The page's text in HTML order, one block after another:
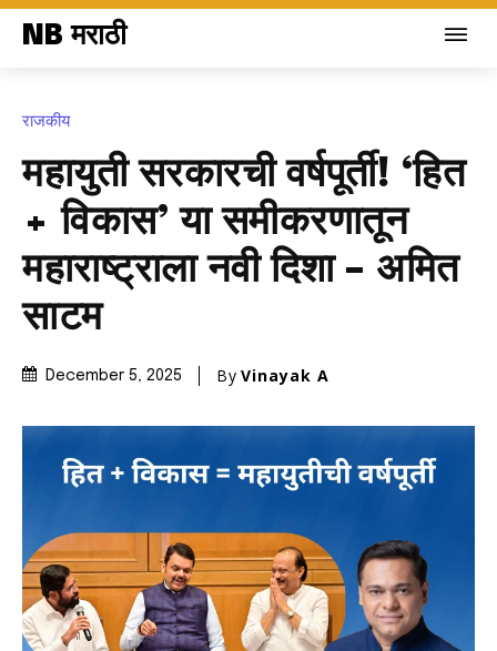
NB मराठी
राजकीय
महायुती सरकारची वर्षपूर्ती! ‘हित
+ विकास’ या समीकरणातून
महाराष्ट्राला नवी दिशा – अमित
साटम
December 5, 2025 By Vinayak A